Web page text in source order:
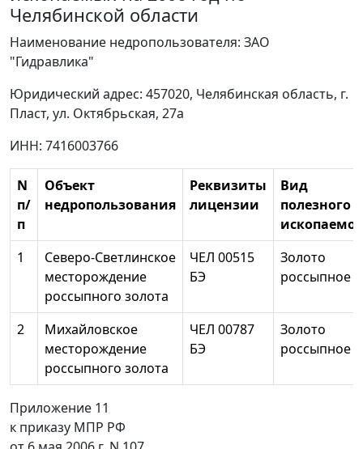
Челябинской области
Наименование недропользователя: ЗАО
"Гидравлика"
Юридический адрес: 457020, Челябинская область, г.
Пласт, ул. Октябрьская, 27а
ИНН: 7416003766
N
п/
п
Объект
недропользования
Реквизиты
лицензии
Вид
полезного
1
Северо-Светлинское
месторождение
россыпного золота
ЧЕЛ 00515
БЭ
Золото
россыпное
2
Михайловское
месторождение
россыпного золота
ЧЕЛ 00787
БЭ
Золото
россыпное
Приложение 11
к приказу МПР РФ